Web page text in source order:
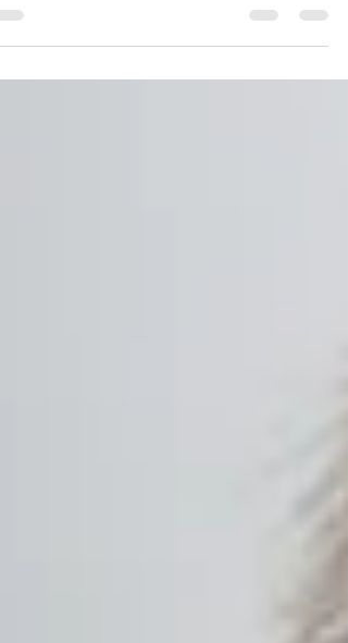
היום אכתוב על חרדות וההבדל בין טיפול קצר מוע